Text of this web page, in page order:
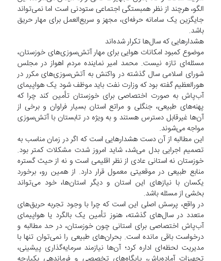
الگو، هرچند از نظر همبستگی اجتماعی ستودنی است اما نمی‌تواند
جایگزین یک سامانه حرفه‌ای، مجهز و سریع‌العمل برای مهار حریق
باشد.
هشدارهایی که سال‌ها تکرار شده‌اند
موضوع کمبود امکانات هوایی برای مهار آتش‌سوزی‌های خوزستان،
مسئله‌ای تازه نیست. محمد امیر نماینده مردم اهواز در مجلس
شورای اسلامی سال گذشته در واکنش به آتش‌سوزی‌های مکرر در
هورالعظیم گفته بود که وزارت نفت باید موظف شود یک هواپیمای
آب‌پاش به صورت اختصاصی برای خوزستان تأمین کند چرا که
پهنه‌های طبیعی، جنگلی و مراتع استان بسیار فراوان و برخی از
آن‌ها غیرقابل دسترس هستند و به ویژه در تابستان با آتش‌سوزی
مواجه می‌شوند.
این مطالبه از آن دست هشدارهایی است که اگر در زمان مناسب به
تصمیم اجرایی بدل می‌شد، شاید امروز شدت مشکلات کمتر بود.
خوزستان نه استانی عادی از نظر اقلیمی است و نه از حیث گستره
منابع طبیعی در موقعیتی معمول قرار دارد. از همین رو، برخورد
یکسان با نیازهای این استان و دیگر استان‌ها، خود می‌تواند
بخشی از مسئله باشد.
در واقع، پرسش اصلی این است که چرا با وجود تجربه حریق‌های
متعدد در سال‌های گذشته، هنوز تأمین یک بالگرد یا هواپیمای
آب‌پاش اختصاصی برای استانی چون خوزستان، در حد مطالبه و
درخواست باقی مانده است. بحران‌های طبیعی را نمی‌توان تنها با
مدیریت لحظه‌ای اداره کرد؛ آن‌ها نیازمند سرمایه‌گذاری پیشینی،